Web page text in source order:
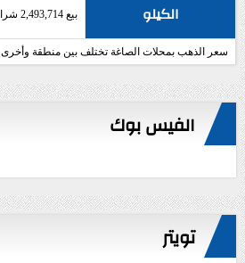
الكيلو بيع 2,493,714 شراء 2,505,143
سعر الذهب بمحلات الصاغة تختلف بين منطقة وأخرى
الفيس بوك
تويتر